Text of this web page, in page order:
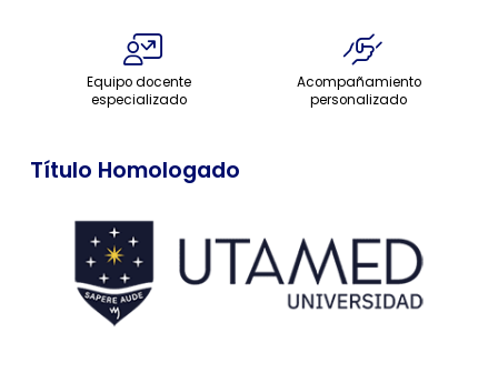
Equipo docente
especializado
Acompañamiento
personalizado
Título Homologado